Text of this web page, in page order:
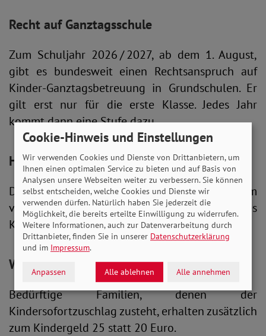
Recht auf Ganztagsschule
Zum Schuljahr 2026 / 2027, ab dem 1. August,
gibt es bundesweit einen Rechtsanspruch auf
Kinder-Ganztagsbetreuung in Grundschulen. Er
gilt erst nur für die erste Klasse. Jedes Jahr
kommt dann eine Stufe dazu.
Höheres Kindergeld
Das Kindergeld steigt ab Jahresbeginn 2026 um
vier Euro pro Monat: auf 259 Euro für jedes
Kind.
Weitere Zuschüsse für Kinder
Bedürftige Familien, denen der
Kindersofortzuschlag zusteht, erhalten zusätzlich
zum Kindergeld 25 statt 20 Euro.
Cookie-Hinweis und Einstellungen
Wir verwenden Cookies und Dienste von Drittanbietern, um
Ihnen einen optimalen Service zu bieten und auf Basis von
Analysen unsere Webseiten weiter zu verbessern. Sie können
selbst entscheiden, welche Cookies und Dienste wir
verwenden dürfen. Natürlich haben Sie jederzeit die
Möglichkeit, die bereits erteilte Einwilligung zu widerrufen.
Weitere Informationen, auch zur Datenverarbeitung durch
Drittanbieter, finden Sie in unserer Datenschutzerklärung
und im Impressum.
Anpassen Alle ablehnen Alle annehmen